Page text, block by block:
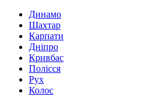
Динамо
Шахтар
Карпати
Дніпро
Кривбас
Полісся
Рух
Колос